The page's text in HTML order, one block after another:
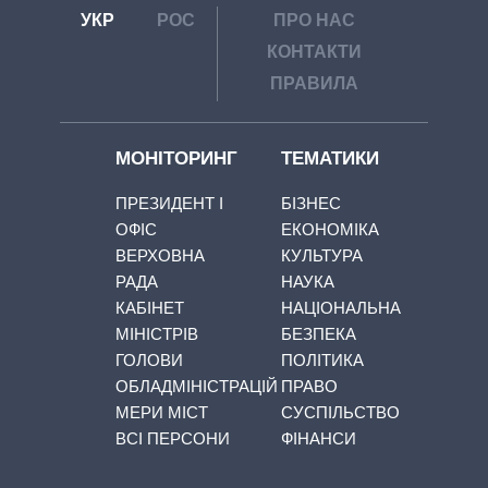
УКР РОС
ПРО НАС
КОНТАКТИ
ПРАВИЛА
МОНІТОРИНГ
ПРЕЗИДЕНТ І
ОФІС
ВЕРХОВНА
РАДА
КАБІНЕТ
МІНІСТРІВ
ГОЛОВИ
ОБЛАДМІНІСТРАЦІЙ
МЕРИ МІСТ
ВСІ ПЕРСОНИ
ТЕМАТИКИ
БІЗНЕС
ЕКОНОМІКА
КУЛЬТУРА
НАУКА
НАЦІОНАЛЬНА
БЕЗПЕКА
ПОЛІТИКА
ПРАВО
СУСПІЛЬСТВО
ФІНАНСИ